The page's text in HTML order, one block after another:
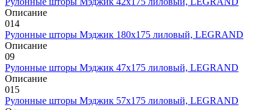
Описание
014
Рулонные шторы Мэджик 180х175 лиловый, LEGRAND
Описание
09
Рулонные шторы Мэджик 47х175 лиловый, LEGRAND
Описание
015
Рулонные шторы Мэджик 57х175 лиловый, LEGRAND